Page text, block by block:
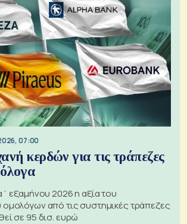
07:00
κερδών για τις τράπεζες
εξαμήνου 2026 η αξία του
από τις συστημικές τράπεζες
σε 95 δισ. ευρώ